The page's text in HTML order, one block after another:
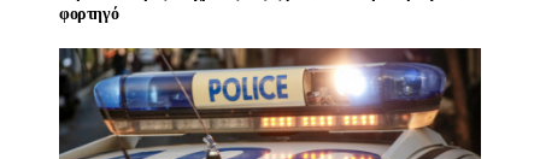
φορτηγό